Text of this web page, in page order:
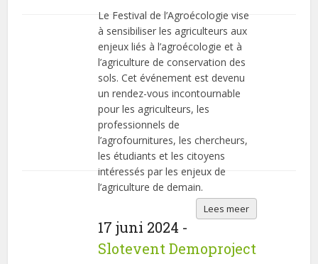
Le Festival de l’Agroécologie vise
à sensibiliser les agriculteurs aux
enjeux liés à l’agroécologie et à
l’agriculture de conservation des
sols. Cet événement est devenu
un rendez-vous incontournable
pour les agriculteurs, les
professionnels de
l’agrofournitures, les chercheurs,
les étudiants et les citoyens
intéressés par les enjeux de
l’agriculture de demain.
Lees meer
17 juni 2024 -
Slotevent Demoproject